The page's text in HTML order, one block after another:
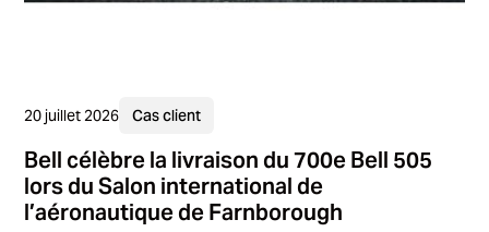
20 juillet 2026 Cas client
Bell célèbre la livraison du 700e Bell 505
lors du Salon international de
l’aéronautique de Farnborough